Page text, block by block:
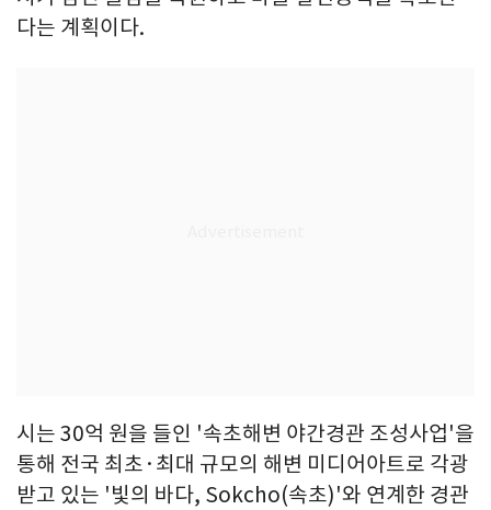
다는 계획이다.
시는 30억 원을 들인 '속초해변 야간경관 조성사업'을
통해 전국 최초·최대 규모의 해변 미디어아트로 각광
받고 있는 '빛의 바다, Sokcho(속초)'와 연계한 경관